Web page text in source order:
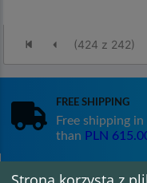
(424 z 242)
Free shipping
Free shipping
than PLN